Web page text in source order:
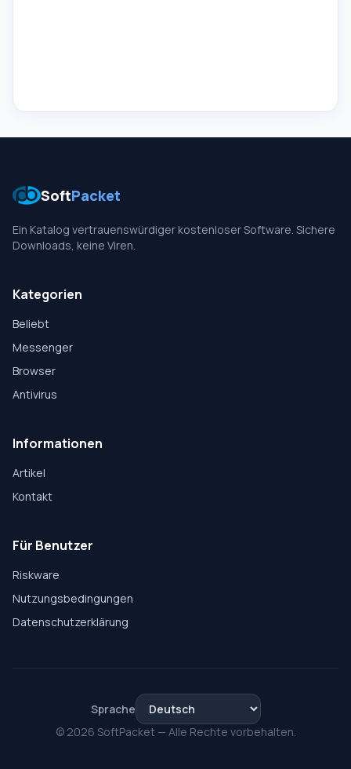
SoftPacket
Ein Katalog vertrauenswürdiger kostenloser Software. Sichere
Downloads, keine Viren.
Kategorien
Beliebt
Messenger
Browser
Antivirus
Informationen
Artikel
Kontakt
Für Benutzer
Riskware
Nutzungsbedingungen
Datenschutzerklärung
Sprache
© 2026 SoftPacket — Alle Rechte vorbehalten.